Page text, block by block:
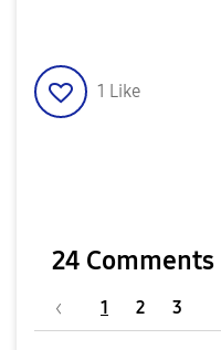
1 Like
24 Comments
1 2 3